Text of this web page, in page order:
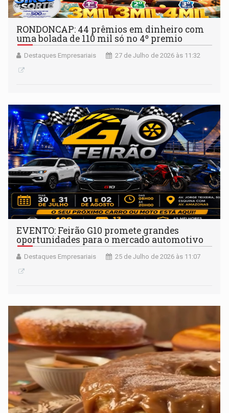
RONDONCAP: 44 prêmios em dinheiro com
uma bolada de 110 mil só no 4º premio
Destaques Empresariais 27 de Julho de 2026 às 11:32
EVENTO: Feirão G10 promete grandes
oportunidades para o mercado automotivo
Destaques Empresariais 25 de Julho de 2026 às 11:07